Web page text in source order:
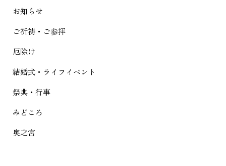
ョ
ン
お知らせ
ご祈祷・ご参拝
厄除け
結婚式・ライフイベント
祭典・行事
みどころ
奥之宮